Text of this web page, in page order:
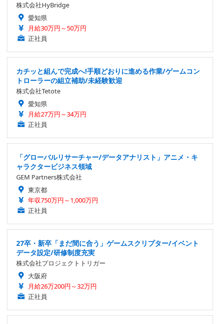
株式会社HyBridge
愛知県
月給30万円～50万円
正社員
カチッと組んで完成へ!手順どおりに進める作業/ゲームコン
トローラーの組立補助/未経験歓迎
株式会社Tetote
愛知県
月給27万円～34万円
正社員
「グローバルリサーチャー/データアナリスト」アニメ・キ
ャラクタービジネス領域
GEM Partners株式会社
東京都
年収750万円～1,000万円
正社員
27卒・新卒「まだ間に合う」ゲームスクリプター/イベント
データ設定/研修制度充実
株式会社プロジェクトトリガー
大阪府
月給26万200円～32万円
正社員